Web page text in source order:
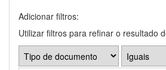
Adicionar filtros:
Utilizar filtros para refinar o resultado